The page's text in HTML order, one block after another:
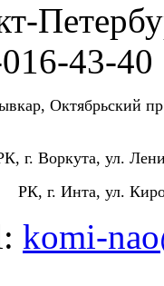
43-40
Октябрьский
г. Воркута, ул.
РК, г. Инта, ул.
komi-